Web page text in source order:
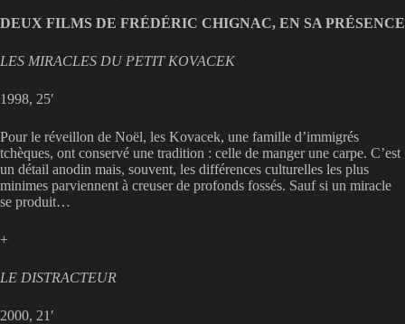
DEUX FILMS DE FRÉDÉRIC CHIGNAC, EN SA PRÉSENCE
LES MIRACLES DU PETIT KOVACEK
1998, 25′
Pour le réveillon de Noël, les Kovacek, une famille d’immigrés
tchèques, ont conservé une tradition : celle de manger une carpe. C’est
un détail anodin mais, souvent, les différences culturelles les plus
minimes parviennent à creuser de profonds fossés. Sauf si un miracle
se produit…
+
LE DISTRACTEUR
2000, 21′